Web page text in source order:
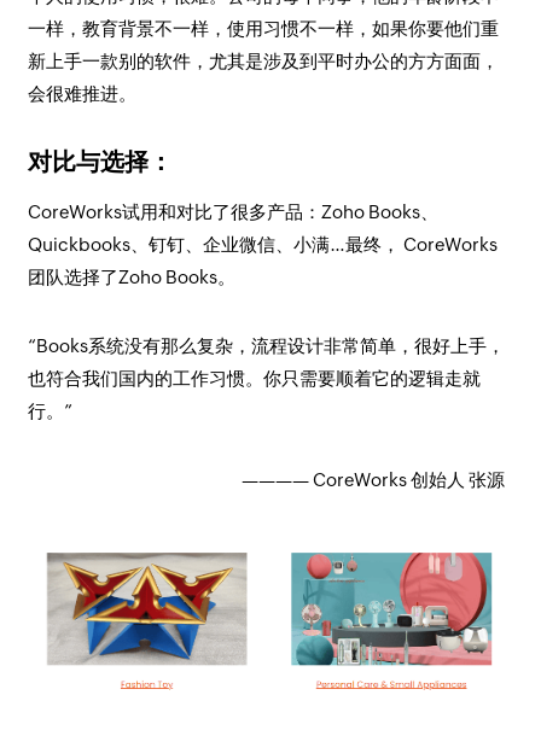
一样，教育背景不一样，使用习惯不一样，如果你要他们重
新上手一款别的软件，尤其是涉及到平时办公的方方面面，
会很难推进。
对比与选择：
CoreWorks试用和对比了很多产品：Zoho Books、
Quickbooks、钉钉、企业微信、小满…最终， CoreWorks
团队选择了Zoho Books。
“Books系统没有那么复杂，流程设计非常简单，很好上手，
也符合我们国内的工作习惯。你只需要顺着它的逻辑走就
行。”
———— CoreWorks 创始人 张源